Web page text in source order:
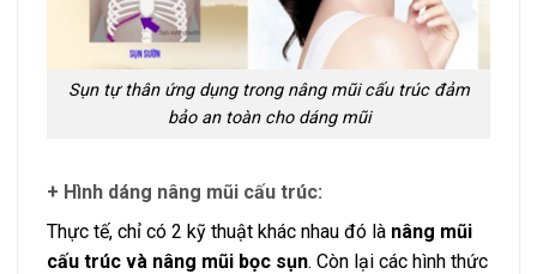
Sụn tự thân ứng dụng trong nâng mũi cấu trúc đảm
bảo an toàn cho dáng mũi
+ Hình dáng nâng mũi cấu trúc:
Thực tế, chỉ có 2 kỹ thuật khác nhau đó là nâng mũi
cấu trúc và nâng mũi bọc sụn. Còn lại các hình thức